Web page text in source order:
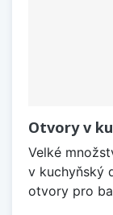
Otvory v
Velké
v kuchyňský
otvory pro